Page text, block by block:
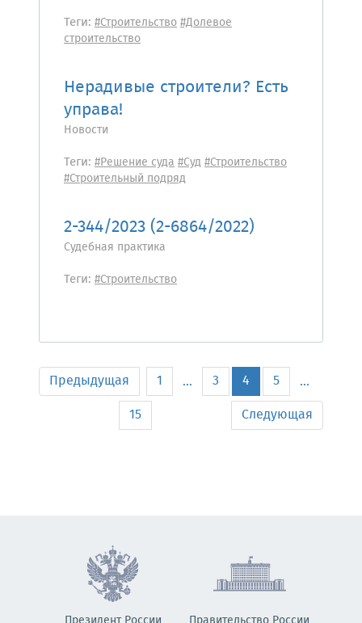
Теги: #Строительство#Долевое
строительство
Нерадивые строители? Есть
управа!
Новости
Теги: #Решение суда#Суд#Строительство
#Строительный подряд
2-344/2023 (2-6864/2022)
Судебная практика
Теги: #Строительство
Предыдущая 1 ... 3 4 5
...
15
Следующая